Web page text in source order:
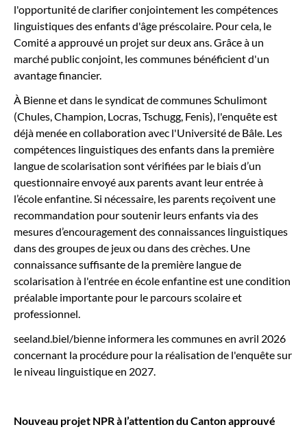
l'opportunité de clarifier conjointement les compétences
linguistiques des enfants d'âge préscolaire. Pour cela, le
Comité a approuvé un projet sur deux ans. Grâce à un
marché public conjoint, les communes bénéficient d'un
avantage financier.
À Bienne et dans le syndicat de communes Schulimont
(Chules, Champion, Locras, Tschugg, Fenis), l'enquête est
déjà menée en collaboration avec l'Université de Bâle. Les
compétences linguistiques des enfants dans la première
langue de scolarisation sont vérifiées par le biais d’un
questionnaire envoyé aux parents avant leur entrée à
l’école enfantine. Si nécessaire, les parents reçoivent une
recommandation pour soutenir leurs enfants via des
mesures d’encouragement des connaissances linguistiques
dans des groupes de jeux ou dans des crèches. Une
connaissance suffisante de la première langue de
scolarisation à l'entrée en école enfantine est une condition
préalable importante pour le parcours scolaire et
professionnel.
seeland.biel/bienne informera les communes en avril 2026
concernant la procédure pour la réalisation de l'enquête sur
le niveau linguistique en 2027.
Nouveau projet NPR à l’attention du Canton approuvé